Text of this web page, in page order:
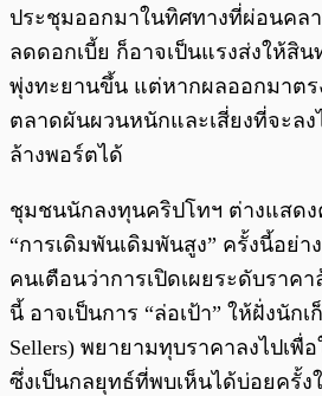
ประชุมออกมาในทิศทางที่ผ่อนคลา
ลดดอกเบี้ย ก็อาจเป็นแรงส่งให้สิน
พุ่งทะยานขึ้น แต่หากผลออกมาต
ตลาดผันผวนหนักและเสี่ยงที่จะล
ล้างพอร์ตได้
ชุมชนนักลงทุนคริปโทฯ ต่างแสดง
“การเดิมพันเดิมพันสูง” ครั้งนี้อย่า
คนเตือนว่าการเปิดเผยระดับราค
นี้ อาจเป็นการ “ล่อเป้า” ให้ฝั่งนักเ
Sellers) พยายามทุบราคาลงไปเพื่
ซึ่งเป็นกลยุทธ์ที่พบเห็นได้บ่อยครั้